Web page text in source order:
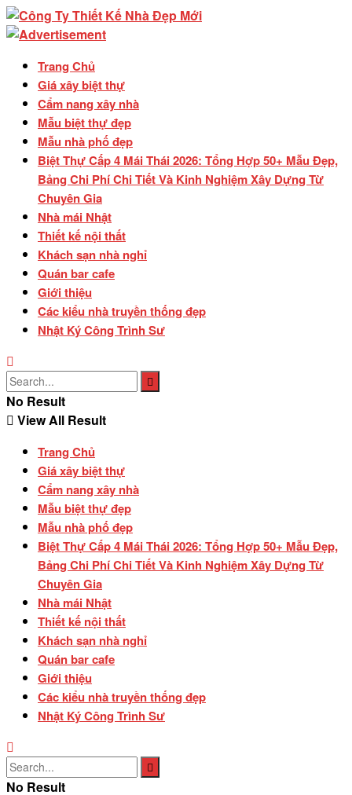
Trang Chủ
Giá xây biệt thự
Cẩm nang xây nhà
Mẫu biệt thự đẹp
Mẫu nhà phố đẹp
Biệt Thự Cấp 4 Mái Thái 2026: Tổng Hợp 50+ Mẫu Đẹp,
Bảng Chi Phí Chi Tiết Và Kinh Nghiệm Xây Dựng Từ
Chuyên Gia
Nhà mái Nhật
Thiết kế nội thất
Khách sạn nhà nghỉ
Quán bar cafe
Giới thiệu
Các kiểu nhà truyền thống đẹp
Nhật Ký Công Trình Sư
No Result
View All Result
Trang Chủ
Giá xây biệt thự
Cẩm nang xây nhà
Mẫu biệt thự đẹp
Mẫu nhà phố đẹp
Biệt Thự Cấp 4 Mái Thái 2026: Tổng Hợp 50+ Mẫu Đẹp,
Bảng Chi Phí Chi Tiết Và Kinh Nghiệm Xây Dựng Từ
Chuyên Gia
Nhà mái Nhật
Thiết kế nội thất
Khách sạn nhà nghỉ
Quán bar cafe
Giới thiệu
Các kiểu nhà truyền thống đẹp
Nhật Ký Công Trình Sư
No Result